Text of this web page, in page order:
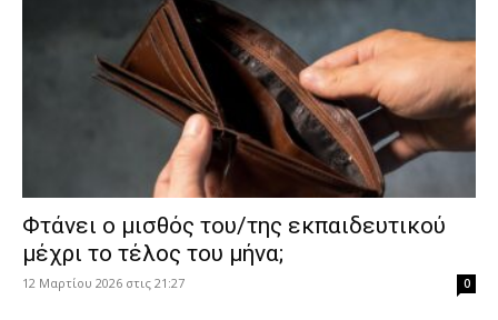
Φτάνει ο μισθός του/της εκπαιδευτικού
μέχρι το τέλος του μήνα;
12 Μαρτίου 2026 στις 21:27 0